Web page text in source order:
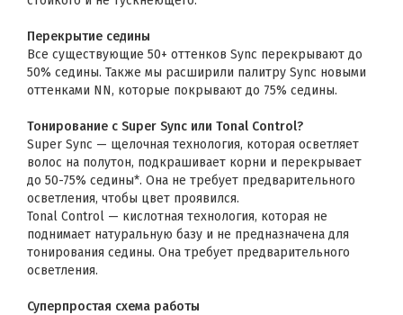
Перекрытие седины
Все существующие 50+ оттенков Sync перекрывают до
50% седины. Также мы расширили палитру Sync новыми
оттенками NN, которые покрывают до 75% седины.
Тонирование с Super Sync или Tonal Control?
Super Sync — щелочная технология, которая осветляет
волос на полутон, подкрашивает корни и перекрывает
до 50-75% седины*. Она не требует предварительного
осветления, чтобы цвет проявился.
Tonal Control — кислотная технология, которая не
поднимает натуральную базу и не предназначена для
тонирования седины. Она требует предварительного
осветления.
Суперпростая схема работы